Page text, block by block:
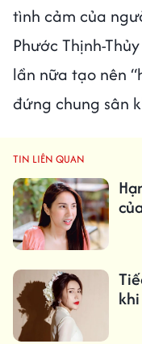
tình cảm của
Phước Thịnh-
lần nữa tạo nên
đứng chung sân
TIN LIÊN QUAN